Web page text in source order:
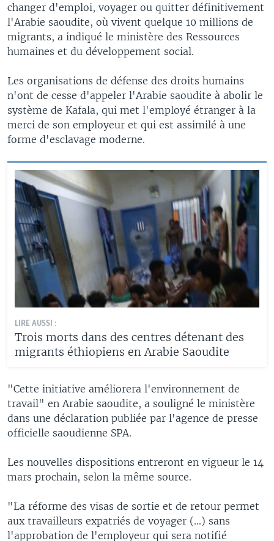
changer d'emploi, voyager ou quitter définitivement
l'Arabie saoudite, où vivent quelque 10 millions de
migrants, a indiqué le ministère des Ressources
humaines et du développement social.
Les organisations de défense des droits humains
n'ont de cesse d'appeler l'Arabie saoudite à abolir le
système de Kafala, qui met l'employé étranger à la
merci de son employeur et qui est assimilé à une
forme d'esclavage moderne.
LIRE AUSSI :
Trois morts dans des centres détenant des
migrants éthiopiens en Arabie Saoudite
"Cette initiative améliorera l'environnement de
travail" en Arabie saoudite, a souligné le ministère
dans une déclaration publiée par l'agence de presse
officielle saoudienne SPA.
Les nouvelles dispositions entreront en vigueur le 14
mars prochain, selon la même source.
"La réforme des visas de sortie et de retour permet
aux travailleurs expatriés de voyager (...) sans
l'approbation de l'employeur qui sera notifié